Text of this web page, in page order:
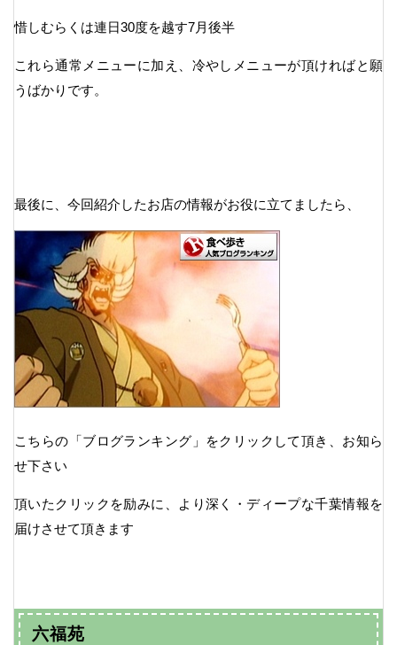
惜しむらくは連日30度を越す7月後半
これら通常メニューに加え、冷やしメニューが頂ければと願
うばかりです。
最後に、今回紹介したお店の情報がお役に立てましたら、
こちらの「ブログランキング」をクリックして頂き、お知ら
せ下さい
頂いたクリックを励みに、より深く・ディープな千葉情報を
届けさせて頂きます
六福苑